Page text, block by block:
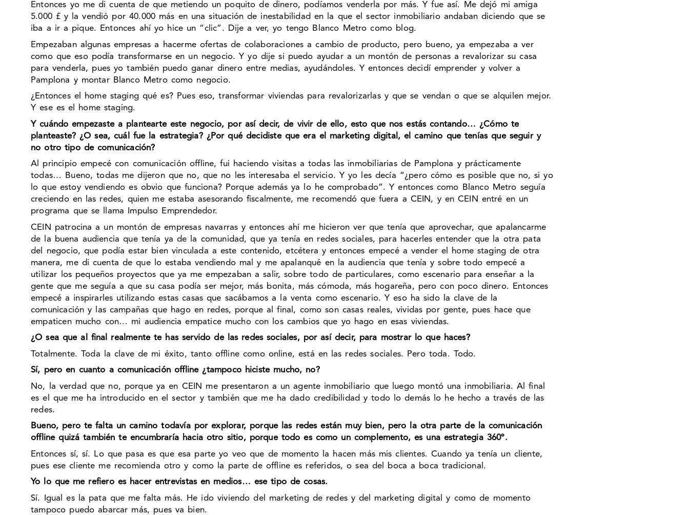
Entonces yo me di cuenta de que metiendo un poquito de dinero, podíamos venderla por más. Y fue así. Me dejó mi amiga
5.000 £ y la vendió por 40.000 más en una situación de inestabilidad en la que el sector inmobiliario andaban diciendo que se
iba a ir a pique. Entonces ahí yo hice un “clic”. Dije a ver, yo tengo Blanco Metro como blog.
Empezaban algunas empresas a hacerme ofertas de colaboraciones a cambio de producto, pero bueno, ya empezaba a ver
como que eso podía transformarse en un negocio. Y yo dije si puedo ayudar a un montón de personas a revalorizar su casa
para venderla, pues yo también puedo ganar dinero entre medias, ayudándoles. Y entonces decidí emprender y volver a
Pamplona y montar Blanco Metro como negocio.
¿Entonces el home staging qué es? Pues eso, transformar viviendas para revalorizarlas y que se vendan o que se alquilen mejor.
Y ese es el home staging.
Y cuándo empezaste a plantearte este negocio, por así decir, de vivir de ello, esto que nos estás contando… ¿Cómo te
planteaste? ¿O sea, cuál fue la estrategia? ¿Por qué decidiste que era el marketing digital, el camino que tenías que seguir y
no otro tipo de comunicación?
Al principio empecé con comunicación offline, fui haciendo visitas a todas las inmobiliarias de Pamplona y prácticamente
todas… Bueno, todas me dijeron que no, que no les interesaba el servicio. Y yo les decía “¿pero cómo es posible que no, si yo
lo que estoy vendiendo es obvio que funciona? Porque además ya lo he comprobado”. Y entonces como Blanco Metro seguía
creciendo en las redes, quien me estaba asesorando fiscalmente, me recomendó que fuera a CEIN, y en CEIN entré en un
programa que se llama Impulso Emprendedor.
CEIN patrocina a un montón de empresas navarras y entonces ahí me hicieron ver que tenía que aprovechar, que apalancarme
de la buena audiencia que tenía ya de la comunidad, que ya tenía en redes sociales, para hacerles entender que la otra pata
del negocio, que podía estar bien vinculada a este contenido, etcétera y entonces empecé a vender el home staging de otra
manera, me di cuenta de que lo estaba vendiendo mal y me apalanqué en la audiencia que tenía y sobre todo empecé a
utilizar los pequeños proyectos que ya me empezaban a salir, sobre todo de particulares, como escenario para enseñar a la
gente que me seguía a que su casa podía ser mejor, más bonita, más cómoda, más hogareña, pero con poco dinero. Entonces
empecé a inspirarles utilizando estas casas que sacábamos a la venta como escenario. Y eso ha sido la clave de la
comunicación y las campañas que hago en redes, porque al final, como son casas reales, vividas por gente, pues hace que
empaticen mucho con… mi audiencia empatice mucho con los cambios que yo hago en esas viviendas.
¿O sea que al final realmente te has servido de las redes sociales, por así decir, para mostrar lo que haces?
Totalmente. Toda la clave de mi éxito, tanto offline como online, está en las redes sociales. Pero toda. Todo.
Sí, pero en cuanto a comunicación offline ¿tampoco hiciste mucho, no?
No, la verdad que no, porque ya en CEIN me presentaron a un agente inmobiliario que luego montó una inmobiliaria. Al final
es el que me ha introducido en el sector y también que me ha dado credibilidad y todo lo demás lo he hecho a través de las
redes.
Bueno, pero te falta un camino todavía por explorar, porque las redes están muy bien, pero la otra parte de la comunicación
offline quizá también te encumbraría hacia otro sitio, porque todo es como un complemento, es una estrategia 360º.
Entonces sí, sí. Lo que pasa es que esa parte yo veo que de momento la hacen más mis clientes. Cuando ya tenía un cliente,
pues ese cliente me recomienda otro y como la parte de offline es referidos, o sea del boca a boca tradicional.
Yo lo que me refiero es hacer entrevistas en medios… ese tipo de cosas.
Sí. Igual es la pata que me falta más. He ido viviendo del marketing de redes y del marketing digital y como de momento
tampoco puedo abarcar más, pues va bien.